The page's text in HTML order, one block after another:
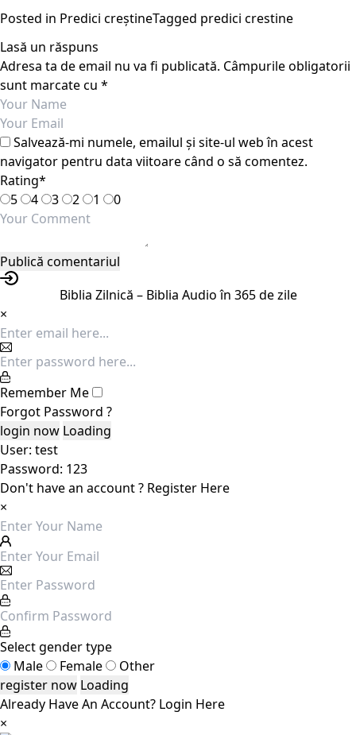
Posted in Predici creștineTagged predici crestine
Lasă un răspuns
Adresa ta de email nu va fi publicată. Câmpurile obligatorii
sunt marcate cu *
Salvează-mi numele, emailul și site-ul web în acest
navigator pentru data viitoare când o să comentez.
Rating*
5
4 3 2 1 0
Biblia Zilnică – Biblia Audio în 365 de zile
×
Remember Me
Forgot Password ?
Loading
User: test
Password: 123
Don't have an account ? Register Here
×
Select gender type
Male
Female
Other
Loading
Already Have An Account? Login Here
×